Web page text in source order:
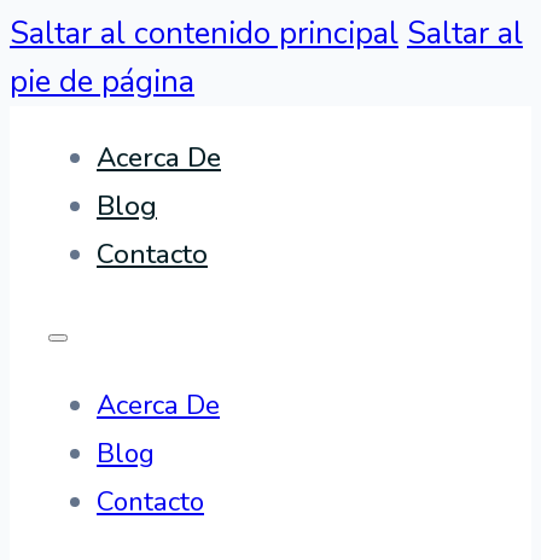
Saltar al contenido principal Saltar al
pie de página
Acerca De
Blog
Contacto
Acerca De
Blog
Contacto